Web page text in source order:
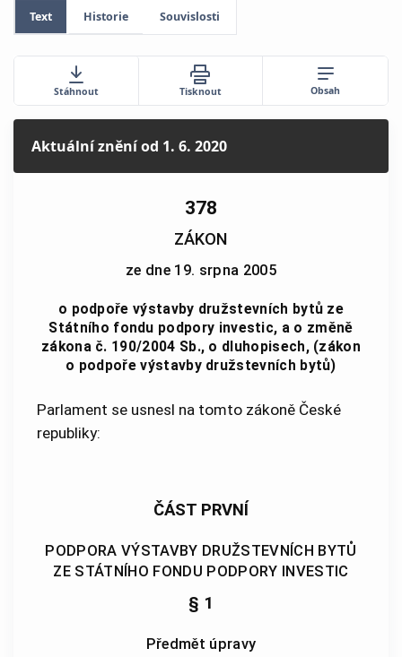
Text Historie Souvislosti
Stáhnout Tisknout Obsah
Aktuální zněníod 1. 6. 2020
378
ZÁKON
ze dne 19. srpna 2005
o podpoře výstavby družstevních bytů ze
Státního fondu podpory investic, a o změně
zákona č. 190/2004 Sb., o dluhopisech, (zákon
o podpoře výstavby družstevních bytů)
Parlament se usnesl na tomto zákoně České
republiky:
ČÁST PRVNÍ
PODPORA VÝSTAVBY DRUŽSTEVNÍCH BYTŮ
ZE STÁTNÍHO FONDU PODPORY INVESTIC
§ 1
Předmět úpravy